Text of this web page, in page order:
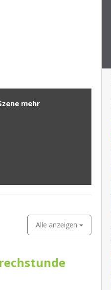
mehr
Alle anzeigen